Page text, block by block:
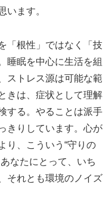
います。
「根性」ではなく「技
睡眠を中心に生活を組
ストレス源は可能な範
きは、症状として理解
する。やることは派手
きりしています。心が
り、こういう“守りの
なたにとって、いち
それとも環境のノイズ